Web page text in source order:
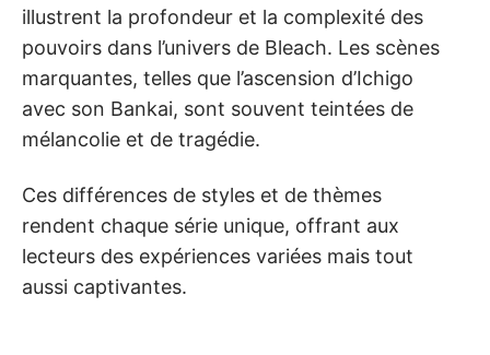
illustrent la profondeur et la complexité des
pouvoirs dans l’univers de Bleach. Les scènes
marquantes, telles que l’ascension d’Ichigo
avec son Bankai, sont souvent teintées de
mélancolie et de tragédie.
Ces différences de styles et de thèmes
rendent chaque série unique, offrant aux
lecteurs des expériences variées mais tout
aussi captivantes.